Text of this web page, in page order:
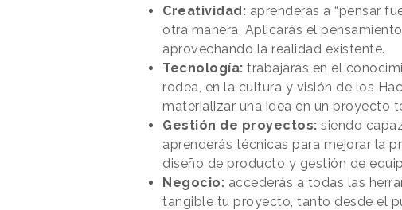
Creatividad: aprenderás a “pensar
otra manera. Aplicarás el
aprovechando la realidad existente.
Tecnología: trabajarás en el
rodea, en la cultura y visión de los
materializar una idea en un proyecto
Gestión de proyectos: siendo
aprenderás técnicas para mejorar la
diseño de producto y gestión de
Negocio: accederás a todas las
tangible tu proyecto, tanto desde el